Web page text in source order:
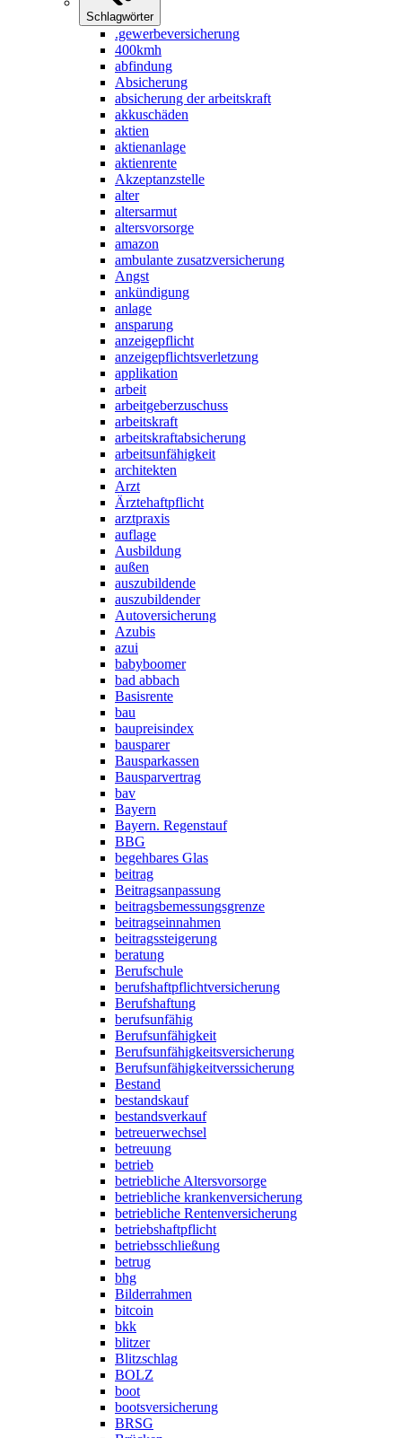
Schlagwörter
.gewerbeversicherung
400kmh
abfindung
Absicherung
absicherung der arbeitskraft
akkuschäden
aktien
aktienanlage
aktienrente
Akzeptanzstelle
alter
altersarmut
altersvorsorge
amazon
ambulante zusatzversicherung
Angst
ankündigung
anlage
ansparung
anzeigepflicht
anzeigepflichtsverletzung
applikation
arbeit
arbeitgeberzuschuss
arbeitskraft
arbeitskraftabsicherung
arbeitsunfähigkeit
architekten
Arzt
Ärztehaftpflicht
arztpraxis
auflage
Ausbildung
außen
auszubildende
auszubildender
Autoversicherung
Azubis
azui
babyboomer
bad abbach
Basisrente
bau
baupreisindex
bausparer
Bausparkassen
Bausparvertrag
bav
Bayern
Bayern. Regenstauf
BBG
begehbares Glas
beitrag
Beitragsanpassung
beitragsbemessungsgrenze
beitragseinnahmen
beitragssteigerung
beratung
Berufschule
berufshaftpflichtversicherung
Berufshaftung
berufsunfähig
Berufsunfähigkeit
Berufsunfähigkeitsversicherung
Berufsunfähigkeitverssicherung
Bestand
bestandskauf
bestandsverkauf
betreuerwechsel
betreuung
betrieb
betriebliche Altersvorsorge
betriebliche krankenversicherung
betriebliche Rentenversicherung
betriebshaftpflicht
betriebsschließung
betrug
bhg
Bilderrahmen
bitcoin
bkk
blitzer
Blitzschlag
BOLZ
boot
bootsversicherung
BRSG